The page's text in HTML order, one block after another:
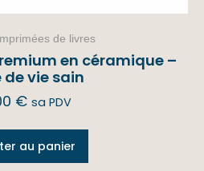
de livres
en céramique –
de vie sain
€ sa PDV
au panier